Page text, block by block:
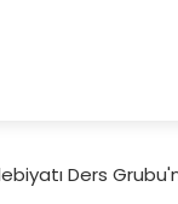
Ders